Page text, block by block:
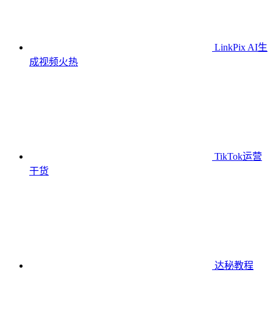
LinkPix AI生
成视频火热
TikTok运营
干货
达秘教程